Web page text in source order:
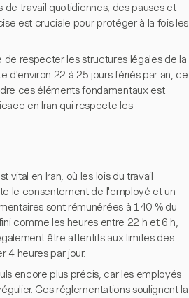
travail quotidiennes, des pauses et
est cruciale pour protéger à la fois les
respecter les structures légales de la
d'environ 22 à 25 jours fériés par an, ce
ces éléments fondamentaux est
en Iran qui respecte les
en Iran, où les lois du travail
le consentement de l'employé et un
sont rémunérées à 140 % du
comme les heures entre 22 h et 6 h,
être attentifs aux limites des
4 heures par jour.
encore plus précis, car les employés
Ces réglementations soulignent la